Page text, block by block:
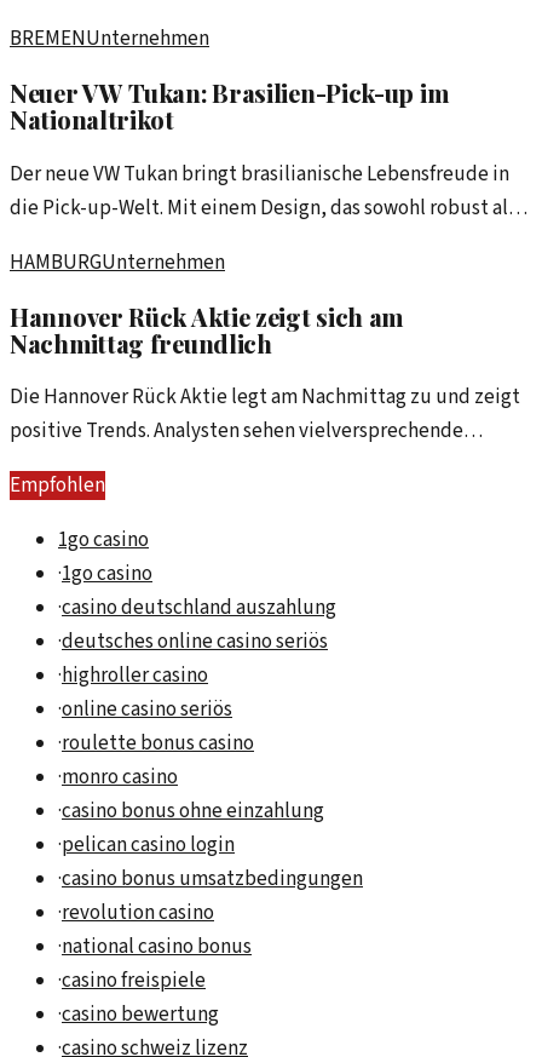
BREMENUnternehmen
Neuer VW Tukan: Brasilien-Pick-up im
Nationaltrikot
Der neue VW Tukan bringt brasilianische Lebensfreude in
die Pick-up-Welt. Mit einem Design, das sowohl robust als
Arbeitsplätze der Nutzer. Eine Analyse des neueste Modells
von Volkswagen.
HAMBURGUnternehmen
Hannover Rück Aktie zeigt sich am
Nachmittag freundlich
Die Hannover Rück Aktie legt am Nachmittag zu und zeigt
positive Trends. Analysten sehen vielversprechende
Aussichten für das Unternehmen.
Empfohlen
1go casino
·1go casino
·casino deutschland auszahlung
·deutsches online casino seriös
·highroller casino
·online casino seriös
·roulette bonus casino
·monro casino
·casino bonus ohne einzahlung
·pelican casino login
·casino bonus umsatzbedingungen
·revolution casino
·national casino bonus
·casino freispiele
·casino bewertung
·casino schweiz lizenz